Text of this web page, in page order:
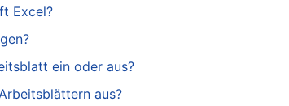
Excel?
ein oder aus?
aus?